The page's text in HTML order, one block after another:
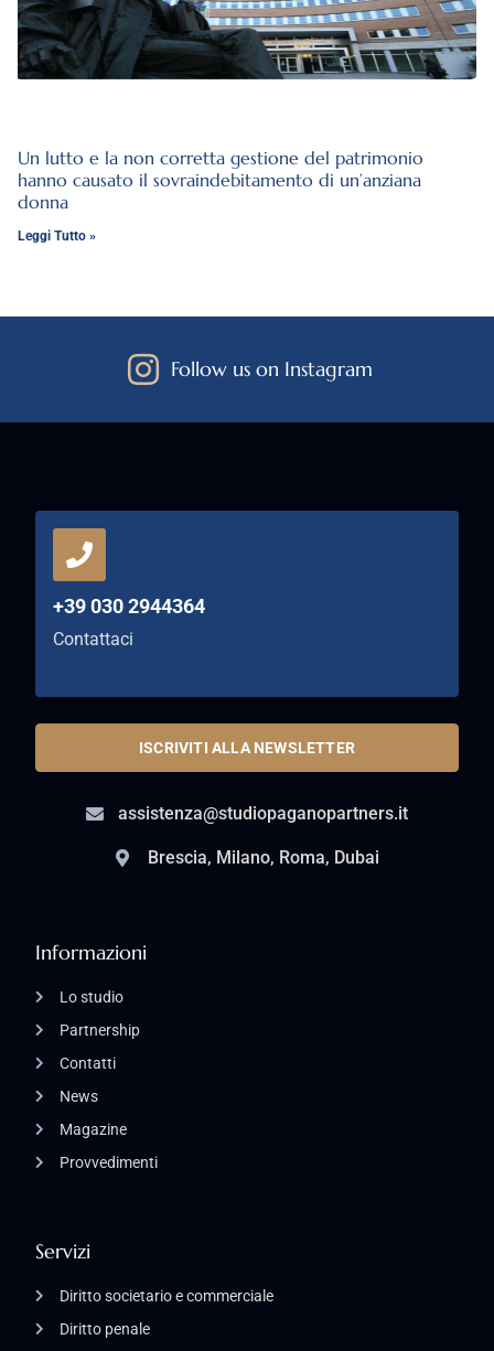
Un lutto e la non corretta gestione del patrimonio
hanno causato il sovraindebitamento di un’anziana
donna
Leggi Tutto »
Follow us on Instagram
Servizi
Diritto societario e commerciale
Diritto penale
Informazioni
Lo studio
Partnership
Contatti
News
Magazine
Provvedimenti
+39 030 2944364
Contattaci
ISCRIVITI ALLA NEWSLETTER
assistenza@studiopaganopartners.it
Brescia, Milano, Roma, Dubai